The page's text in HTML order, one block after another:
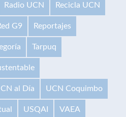
Radio UCN Recicla UCN
G9 Reportajes
Tarpuq
al Día UCN Coquimbo
USQAI VAEA